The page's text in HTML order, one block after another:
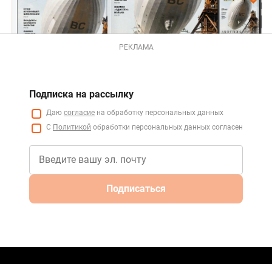
РЕКЛАМА
Подписка на рассылку
Даю согласие на обработку персональных данных
С Политикой обработки персональных данных согласен
Подписаться